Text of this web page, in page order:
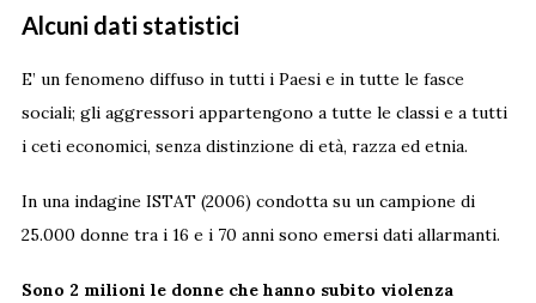
Alcuni dati statistici
E’ un fenomeno diffuso in tutti i Paesi e in tutte le fasce
sociali; gli aggressori appartengono a tutte le classi e a tutti
i ceti economici, senza distinzione di età, razza ed etnia.
In una indagine ISTAT (2006) condotta su un campione di
25.000 donne tra i 16 e i 70 anni sono emersi dati allarmanti.
Sono 2 milioni le donne che hanno subito violenza